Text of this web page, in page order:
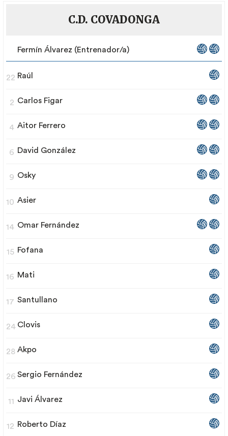
C.D. COVADONGA
Fermín Álvarez (Entrenador/a)
22 Raúl
2 Carlos Figar
4 Aitor Ferrero
6 David González
9 Osky
10 Asier
14 Omar Fernández
15 Fofana
16 Mati
17 Santullano
24 Clovis
28 Akpo
26 Sergio Fernández
11 Javi Álvarez
12 Roberto Díaz